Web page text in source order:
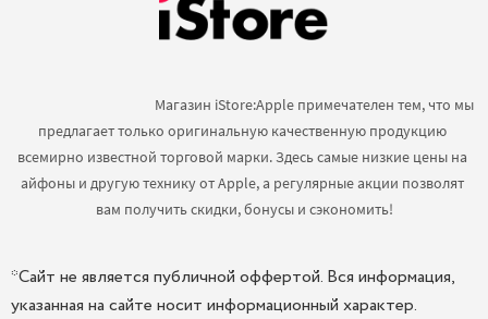
предлагает только оригинальную качественную продукцию
всемирно известной торговой марки. Здесь самые низкие цены на
айфоны и другую технику от Apple, а регулярные акции позволят
вам получить скидки, бонусы и сэкономить!
*Сайт не является публичной оффертой. Вся информация,
указанная на сайте носит информационный характер.